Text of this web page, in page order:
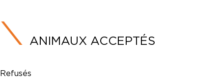
ANIMAUX ACCEPTÉS
Refusés